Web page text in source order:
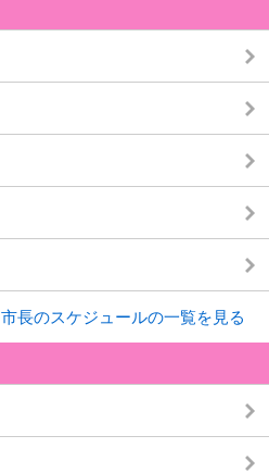
市長のスケジュールの一覧を見る